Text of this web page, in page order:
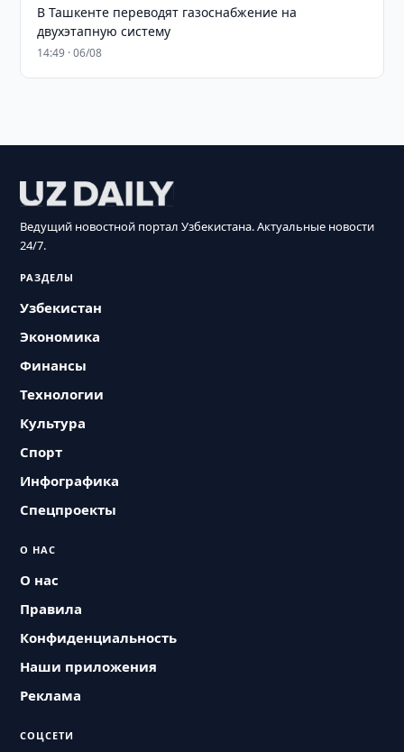
В Ташкенте переводят газоснабжение на
двухэтапную систему
14:49 · 06/08
Ведущий новостной портал Узбекистана. Актуальные новости
24/7.
РАЗДЕЛЫ
Узбекистан
Экономика
Финансы
Технологии
Культура
Спорт
Инфографика
Спецпроекты
О НАС
О нас
Правила
Конфиденциальность
Наши приложения
Реклама
СОЦСЕТИ